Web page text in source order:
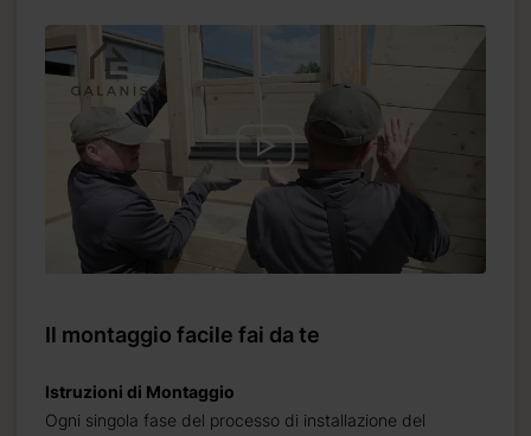
Il montaggio facile fai da te
Istruzioni di Montaggio
Ogni singola fase del processo di installazione del